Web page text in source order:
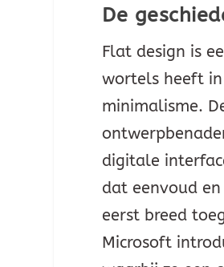
De
Flat design is
wortels heeft in
minimalisme.
digitale
dat eenvoud
eerst breed
Microsoft